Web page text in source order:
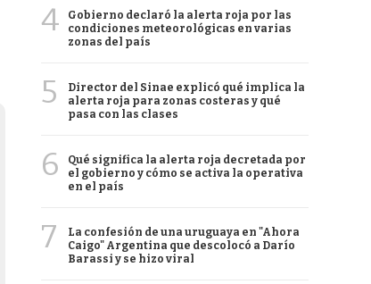
4
Gobierno declaró la alerta roja por las
condiciones meteorológicas en varias
zonas del país
5
Director del Sinae explicó qué implica la
alerta roja para zonas costeras y qué
pasa con las clases
6
Qué significa la alerta roja decretada por
el gobierno y cómo se activa la operativa
en el país
7
La confesión de una uruguaya en "Ahora
Caigo" Argentina que descolocó a Darío
Barassi y se hizo viral